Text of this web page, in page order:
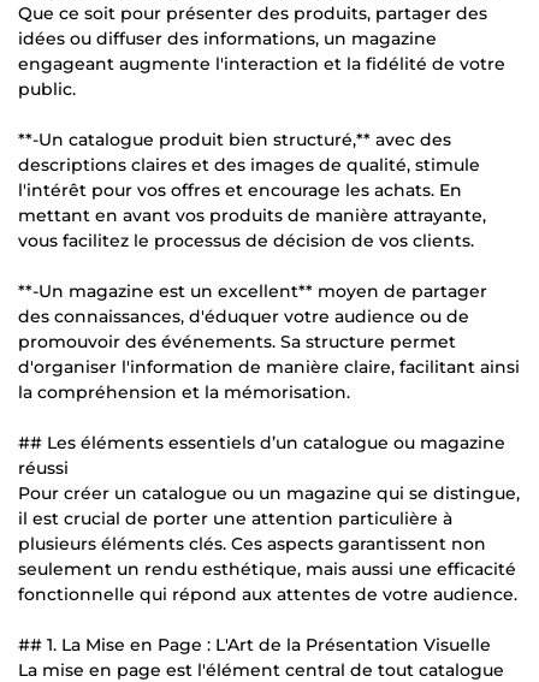
Que ce soit pour présenter des produits, partager des
idées ou diffuser des informations, un magazine
engageant augmente l'interaction et la fidélité de votre
public.
**-Un catalogue produit bien structuré,** avec des
descriptions claires et des images de qualité, stimule
l'intérêt pour vos offres et encourage les achats. En
mettant en avant vos produits de manière attrayante,
vous facilitez le processus de décision de vos clients.
**-Un magazine est un excellent** moyen de partager
des connaissances, d'éduquer votre audience ou de
promouvoir des événements. Sa structure permet
d'organiser l'information de manière claire, facilitant ainsi
la compréhension et la mémorisation.
## Les éléments essentiels d’un catalogue ou magazine
réussi
Pour créer un catalogue ou un magazine qui se distingue,
il est crucial de porter une attention particulière à
plusieurs éléments clés. Ces aspects garantissent non
seulement un rendu esthétique, mais aussi une efficacité
fonctionnelle qui répond aux attentes de votre audience.
## 1. La Mise en Page : L'Art de la Présentation Visuelle
La mise en page est l'élément central de tout catalogue